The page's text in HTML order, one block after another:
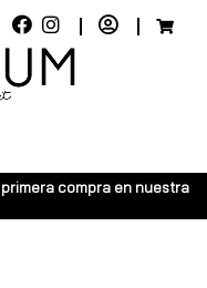
Envíos gratuitos a toda